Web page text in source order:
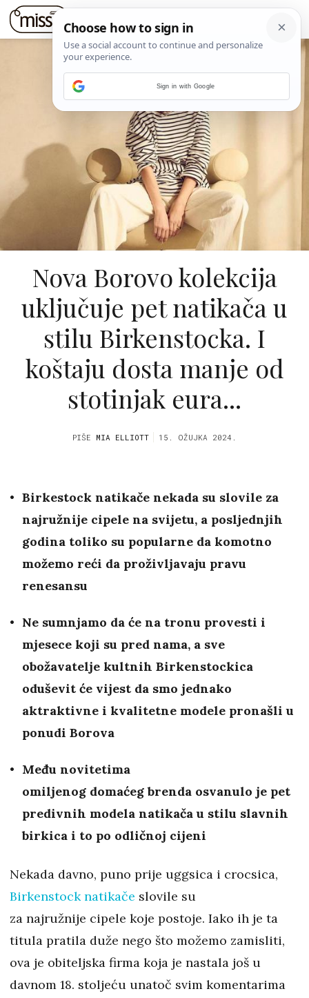
Nova Borovo kolekcija
uključuje pet natikača u
stilu Birkenstocka. I
koštaju dosta manje od
stotinjak eura...
PIŠE MIA ELLIOTT 15. OŽUJKA 2024.
Birkestock natikače nekada su slovile za
najružnije cipele na svijetu, a posljednjih
godina toliko su popularne da komotno
možemo reći da proživljavaju pravu
renesansu
Ne sumnjamo da će na tronu provesti i
mjesece koji su pred nama, a sve
obožavatelje kultnih Birkenstockica
oduševit će vijest da smo jednako
aktraktivne i kvalitetne modele pronašli u
ponudi Borova
Među novitetima
omiljenog domaćeg brenda osvanulo je pet
predivnih modela natikača u stilu slavnih
birkica i to po odličnoj cijeni
Nekada davno, puno prije uggsica i crocsica,
Birkenstock natikače slovile su
za najružnije cipele koje postoje. Iako ih je ta
titula pratila duže nego što možemo zamisliti,
ova je obiteljska firma koja je nastala još u
davnom 18. stoljeću unatoč svim komentarima
Sign in with Google